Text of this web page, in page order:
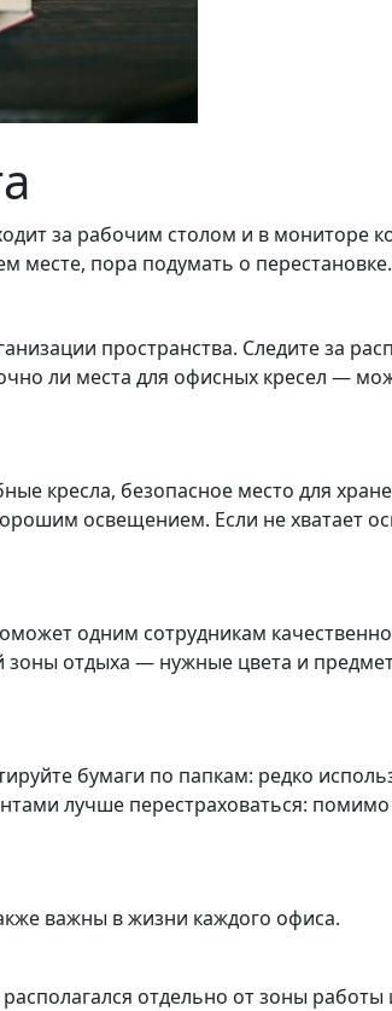
за рабочим столом и в мониторе
месте, пора подумать о перестановке.
пространства. Следите за
ли места для офисных кресел —
кресла, безопасное место для
освещением. Если не хватает
одним сотрудникам
отдыха — нужные цвета и
бумаги по папкам: редко
лучше перестраховаться:
важны в жизни каждого офиса.
отдельно от зоны